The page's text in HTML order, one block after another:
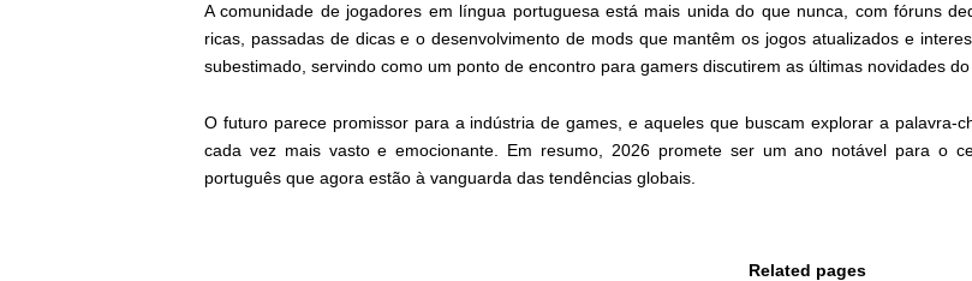
A comunidade de jogadores em língua portuguesa está mais unida do que nunca, com fóruns
ricas, passadas de dicas e o desenvolvimento de mods que mantêm os jogos atualizados e
subestimado, servindo como um ponto de encontro para gamers discutirem as últimas novidades do
O futuro parece promissor para a indústria de games, e aqueles que buscam explorar a palavra-
cada vez mais vasto e emocionante. Em resumo, 2026 promete ser um ano notável para o
português que agora estão à vanguarda das tendências globais.
Related pages